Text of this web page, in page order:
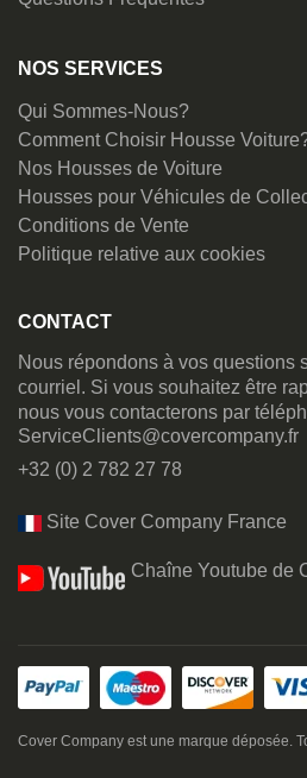
NOS SERVICES
Qui Sommes-Nous?
Comment Choisir Housse
Nos Housses de Voiture
Housses pour Véhicules de
Conditions de Vente
Politique relative aux cookies
CONTACT
Nous répondons à vos questions
courriel. Si vous souhaitez être
nous vous contacterons par
ServiceClients@covercompany.fr
+32 (0) 2 782 27 78
Site Cover Company France
Chaîne Youtube de
Cover Company est une marque déposée.